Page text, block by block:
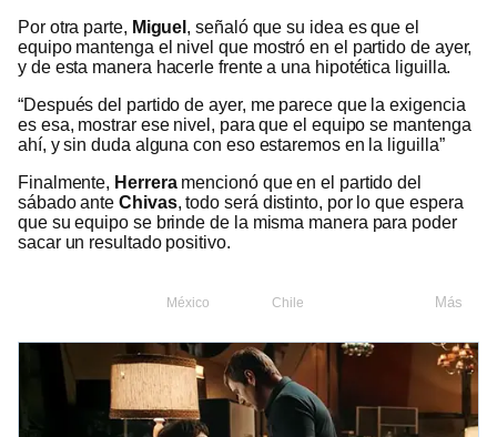
Por otra parte, Miguel , señaló que su idea es que el
equipo mantenga el nivel que mostró en el partido de ayer,
y de esta manera hacerle frente a una hipotética liguilla.
“Después del partido de ayer, me parece que la exigencia
es esa, mostrar ese nivel, para que el equipo se mantenga
ahí, y sin duda alguna con eso estaremos en la liguilla”
Finalmente, Herreramencionó que en el partido del
sábado anteChivas, todo será distinto, por lo que espera
que su equipo se brinde de la misma manera para poder
sacar un resultado positivo.
Más
México Chile
Fútbol
Chivas de Guadalajara